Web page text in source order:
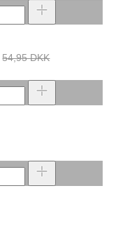
54,95 DKK